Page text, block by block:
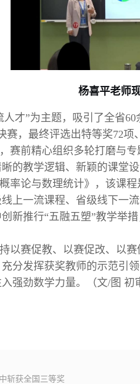
杨喜平老师
才”为主题，吸引了全省
，最终评选出特等奖72项
赛前精心组织多轮打磨与
的教学逻辑、新颖的课堂
率论与数理统计》，该课
上一流课程、省级线下
新推行“五融五塑”教学举
以赛促教、以赛促改、以
分发挥获奖教师的示范
强劲数学力量。（文/图 初
斩获全国三等奖